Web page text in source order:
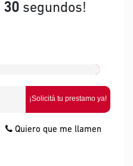
30 segundos!
¡Solicitá tu prestamo ya!
Quiero que me llamen